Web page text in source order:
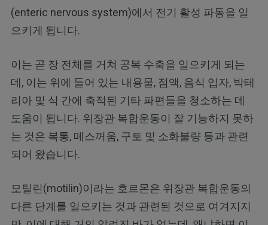
(enteric nervous system)에서 전기 활성 파동을 일
으키게 됩니다.
이는 곧 장 전체를 거쳐 공복 수축을 일으키게 되는
데, 이는 위에 들어 있는 내용물, 점액, 음식 입자, 박테
리아 및 식 간에 축적된 기타 파편들을 청소하는 데
도움이 됩니다. 위장관 복합운동이 잘 기능하지 못하
는 것은 복통, 메스꺼움, 구토 및 소화불량 등과 관련
되어 왔습니다.
모틸린(motilin)이라는 호르몬은 위장관 복합운동의
다른 단계를 일으키는 것과 관련된 것으로 여겨지지